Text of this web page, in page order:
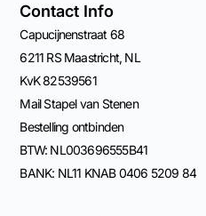
Contact Info
Capucijnenstraat 68
6211 RS Maastricht, NL
KvK 82539561
Mail Stapel van Stenen
Bestelling ontbinden
BTW: NL003696555B41
BANK: NL11 KNAB 0406 5209 84